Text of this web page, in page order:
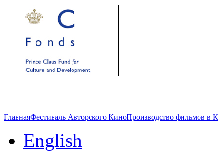
ГлавнаяФестиваль Авторского КиноПроизводство фильмов в
English